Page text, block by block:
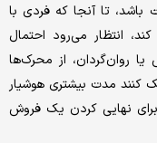
باشد، تا آنجا که فردی با
انتظار می‌رود احتمال
روان‌گردان، از محرک‌ها
کنند مدت بیشتری هوشیار
برای نهایی کردن یک فروش